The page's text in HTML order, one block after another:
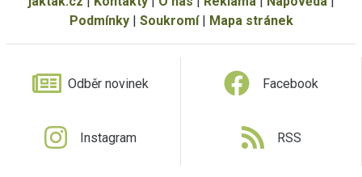
Podmínky| Soukromí| Mapa stránek
Odběr novinek Facebook
Instagram RSS